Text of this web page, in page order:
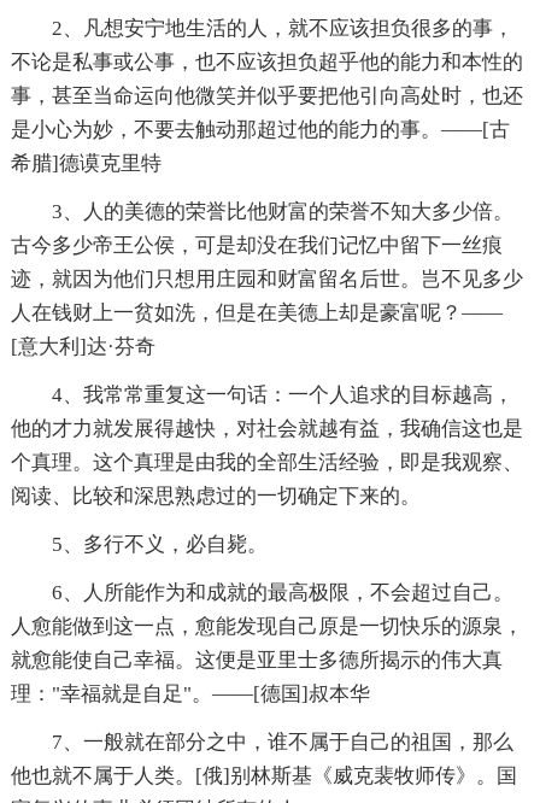
2、凡想安宁地生活的人，就不应该担负很多的事，
不论是私事或公事，也不应该担负超乎他的能力和本性的
事，甚至当命运向他微笑并似乎要把他引向高处时，也还
是小心为妙，不要去触动那超过他的能力的事。——[古
希腊]德谟克里特
3、人的美德的荣誉比他财富的荣誉不知大多少倍。
古今多少帝王公侯，可是却没在我们记忆中留下一丝痕
迹，就因为他们只想用庄园和财富留名后世。岂不见多少
人在钱财上一贫如洗，但是在美德上却是豪富呢？——
[意大利]达·芬奇
4、我常常重复这一句话：一个人追求的目标越高，
他的才力就发展得越快，对社会就越有益，我确信这也是
个真理。这个真理是由我的全部生活经验，即是我观察、
阅读、比较和深思熟虑过的一切确定下来的。
5、多行不义，必自毙。
6、人所能作为和成就的最高极限，不会超过自己。
人愈能做到这一点，愈能发现自己原是一切快乐的源泉，
就愈能使自己幸福。这便是亚里士多德所揭示的伟大真
理："幸福就是自足"。——[德国]叔本华
7、一般就在部分之中，谁不属于自己的祖国，那么
他也就不属于人类。[俄]别林斯基《威克裴牧师传》。国